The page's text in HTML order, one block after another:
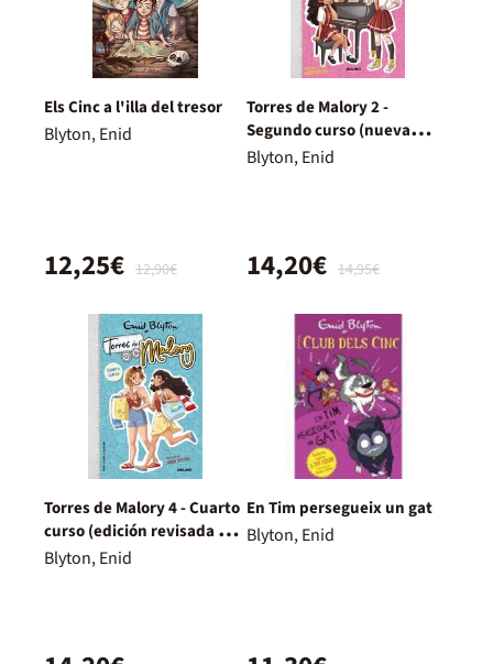
Els Cinc a l'illa del tresor
Blyton, Enid
12,90€
12,25€
Torres de Malory 2 -
Segundo curso (nueva
edición con contenido
Blyton, Enid
14,95€
14,20€
Torres de Malory 4 - Cuarto
curso (edición revisada y
actualizada)
Blyton, Enid
En Tim persegueix un gat
Blyton, Enid